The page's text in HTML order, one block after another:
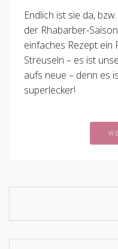
Endlich ist sie da,
der Rhabarber-
einfaches Rezept ein
Streuseln – es ist
aufs neue – denn es
superlecker!